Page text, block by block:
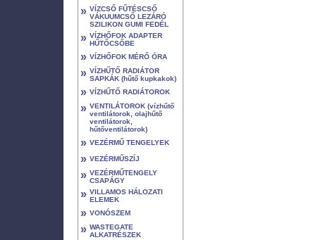
» VÍZCSŐ FŰTÉSCSŐ
VÁKUUMCSŐ LEZÁRÓ
SZILIKON GUMI FEDÉL
» VÍZHŐFOK ADAPTER
HŰTŐCSŐBE
» VÍZHŐFOK MÉRŐ ÓRA
» VÍZHŰTŐ RADIÁTOR
SAPKÁK (hűtő kupkakok)
» VÍZHŰTŐ RADIÁTOROK
» VENTILÁTOROK (vízhűtő
ventilátorok, olajhűtő
ventilátorok,
hűtőventilátorok)
» VEZÉRMŰ TENGELYEK
» VEZÉRMŰSZÍJ
» VEZÉRMŰTENGELY
CSAPÁGY
» VILLAMOS HÁLOZATI
ELEMEK
» VONÓSZEM
» WASTEGATE
ALKATRÉSZEK